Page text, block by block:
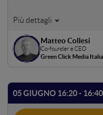
Google Ads è cambiato.
quando intervenire.
concreti per far fruttare al
Matteo Collesi
Co-founder e CEO
Green Click Media
05 GIUGNO 16:20 - 16:40